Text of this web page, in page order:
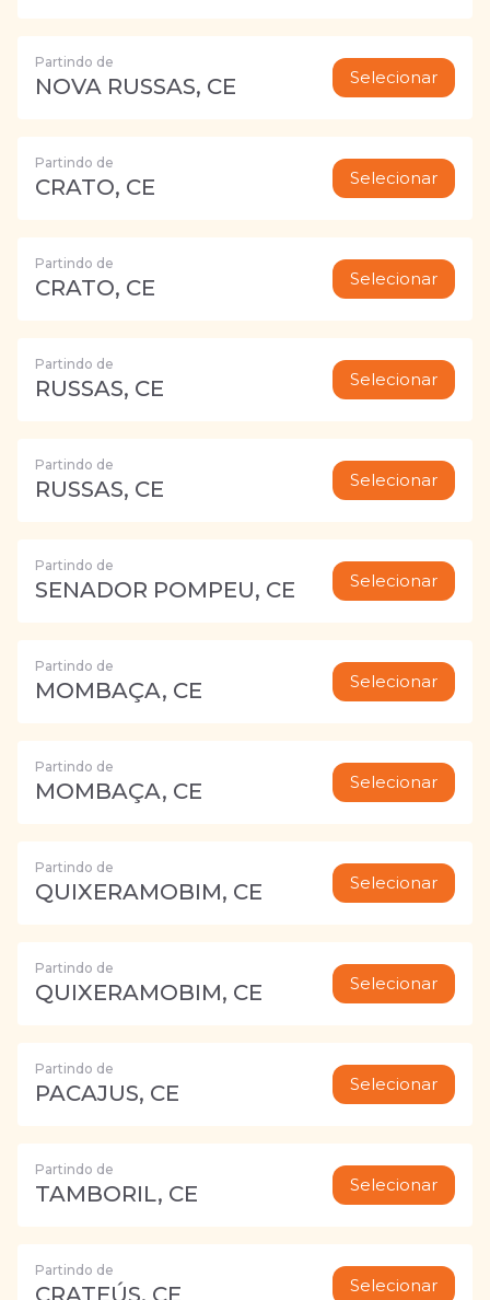
Partindo de
NOVA RUSSAS, CE Selecionar
Partindo de
CRATO, CE Selecionar
Partindo de
CRATO, CE Selecionar
Partindo de
RUSSAS, CE Selecionar
Partindo de
RUSSAS, CE Selecionar
Partindo de
SENADOR POMPEU, CE Selecionar
Partindo de
MOMBAÇA, CE Selecionar
Partindo de
MOMBAÇA, CE Selecionar
Partindo de
QUIXERAMOBIM, CE Selecionar
Partindo de
QUIXERAMOBIM, CE Selecionar
Partindo de
PACAJUS, CE Selecionar
Partindo de
TAMBORIL, CE Selecionar
Partindo de
CRATEÚS, CE Selecionar